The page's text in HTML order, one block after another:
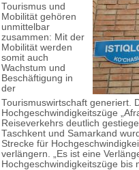
Tourismus und
Mobilität gehören
unmittelbar
zusammen: Mit der
Mobilität werden
somit auch
Wachstum und
Beschäftigung in
der
Tourismuswirtschaft generiert.
Hochgeschwindigkeitszüge
Reiseverkehrs deutlich
Taschkent und Samarkand
Strecke für
verlängern. „Es ist eine
Hochgeschwindigkeitszüge bis